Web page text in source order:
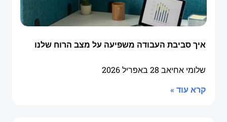
איך סביבת העבודה משפיעה על מצב הרוח שלנו
שלומי אחיאב 28 באפריל 2026
קרא עוד »